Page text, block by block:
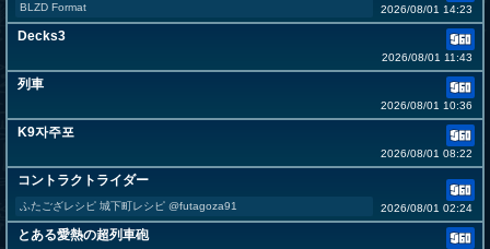
BLZD Format 2026/08/01 14:23
Decks3
2026/08/01 11:43
列車
2026/08/01 10:36
K9자주포
2026/08/01 08:22
コントラクトライダー
ふたござレシピ 城下町レシピ @futagoza91 2026/08/01 02:24
とある愛熱の超列車砲